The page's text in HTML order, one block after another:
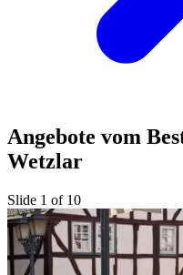
Angebote vom
Wetzlar
Slide 1 of 10